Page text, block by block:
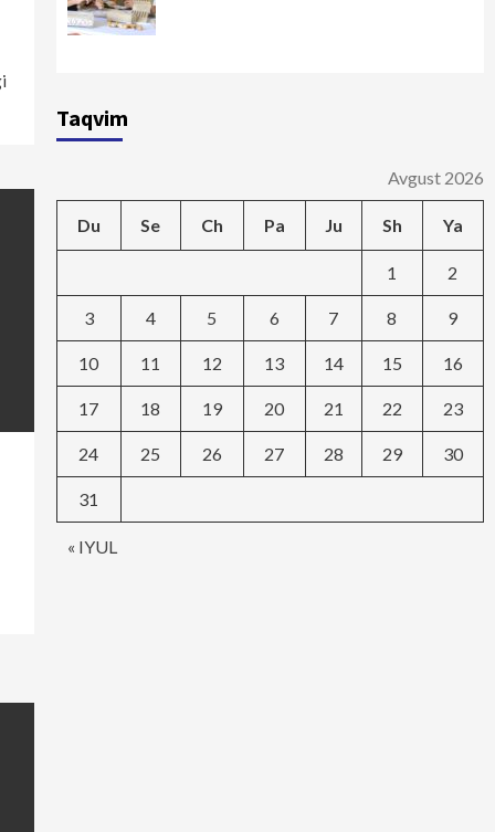
Taqvim
Avgust 2026
Du Se Ch Pa Ju Sh Ya
« IYUL
1 2
3 4 5 6 7 8 9
10 11 12 13 14 15 16
17 18 19 20 21 22 23
24 25 26 27 28 29 30
31